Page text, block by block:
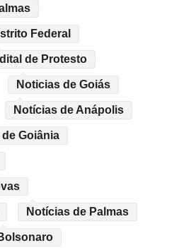
Federal
de Protesto
Noticias de Goiás
Notícias de Anápolis
Goiânia
Notícias de Palmas